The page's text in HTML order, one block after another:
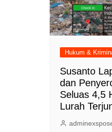
Hukum &
Susanto
dan
Seluas 4,5
Lurah